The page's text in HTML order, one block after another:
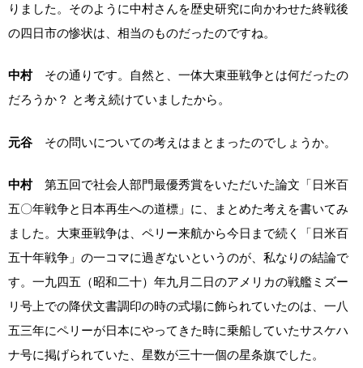
りました。そのように中村さんを歴史研究に向かわせた終戦後
の四日市の惨状は、相当のものだったのですね。
中村 その通りです。自然と、一体大東亜戦争とは何だったの
だろうか？ と考え続けていましたから。
元谷 その問いについての考えはまとまったのでしょうか。
中村 第五回で社会人部門最優秀賞をいただいた論文「日米百
五〇年戦争と日本再生への道標」に、まとめた考えを書いてみ
ました。大東亜戦争は、ペリー来航から今日まで続く「日米百
五十年戦争」の一コマに過ぎないというのが、私なりの結論で
す。一九四五（昭和二十）年九月二日のアメリカの戦艦ミズー
リ号上での降伏文書調印の時の式場に飾られていたのは、一八
五三年にペリーが日本にやってきた時に乗船していたサスケハ
ナ号に掲げられていた、星数が三十一個の星条旗でした。